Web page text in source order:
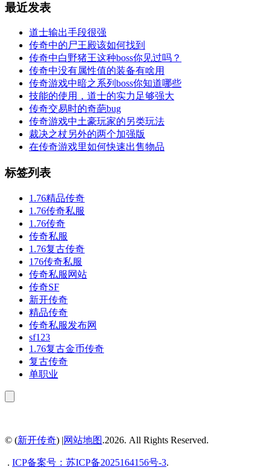
最近发表
道士输出手段很强
传奇中的尸王殿该如何找到
传奇中白野猪王这种boss你见过吗？
传奇中没有属性值的装备有啥用
传奇游戏中暗之系列boss你知道哪些
技能的使用，道士的实力足够强大
传奇交易时的奇葩bug
传奇游戏中土豪玩家的另类玩法
裁决之杖另外的两个加强版
在传奇游戏里如何快速出售物品
标签列表
1.76精品传奇
1.76传奇私服
1.76传奇
传奇私服
1.76复古传奇
176传奇私服
传奇私服网站
传奇SF
新开传奇
精品传奇
传奇私服发布网
sf123
1.76复古金币传奇
复古传奇
单职业
© (新开传奇) |网站地图.2026. All Rights Reserved.
. ICP备案号： 苏ICP备2025164156号-3.